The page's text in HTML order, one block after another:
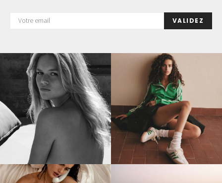
VALIDEZ